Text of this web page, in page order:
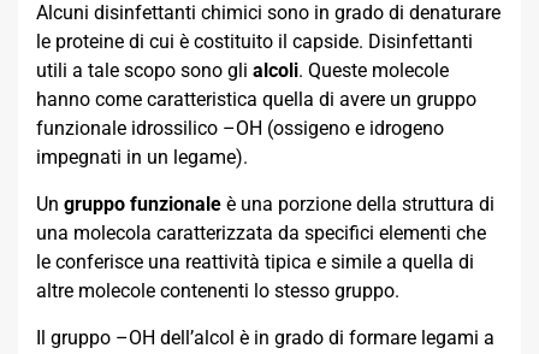
Alcuni disinfettanti chimici sono in grado di denaturare
le proteine di cui è costituito il capside. Disinfettanti
utili a tale scopo sono gli alcoli. Queste molecole
hanno come caratteristica quella di avere un gruppo
funzionale idrossilico –OH (ossigeno e idrogeno
impegnati in un legame).
Un gruppo funzionale è una porzione della struttura di
una molecola caratterizzata da specifici elementi che
le conferisce una reattività tipica e simile a quella di
altre molecole contenenti lo stesso gruppo.
Il gruppo –OH dell’alcol è in grado di formare legami a